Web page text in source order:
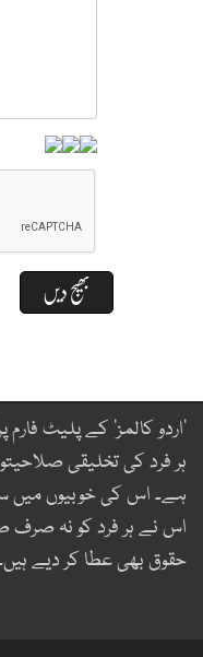
’اردو کالمز‘ کے پلیٹ
ہر فرد کی تخلیقی
ہے۔ اس کی خوبیوں میں
اس نے ہر فرد کو نہ صرف
حقوق بھی عطا کر دیے